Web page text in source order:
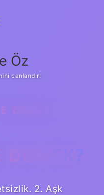
Öz
canlandır!
DEMEK
2. Aşk